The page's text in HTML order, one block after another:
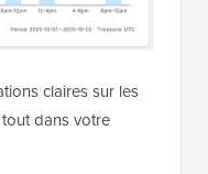
claires sur les
dans votre